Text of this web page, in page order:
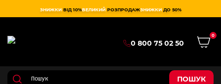
ЗНИЖКИ ВІД 10%ВЕЛИКИЙ РОЗПРОДАЖЗНИЖКИ ДО 50%
0 800 75 02 50
0
ПОШУК